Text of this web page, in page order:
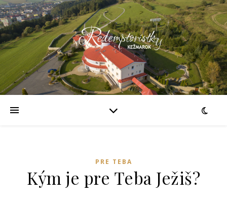
PRE TEBA
Kým je pre Teba Ježiš?